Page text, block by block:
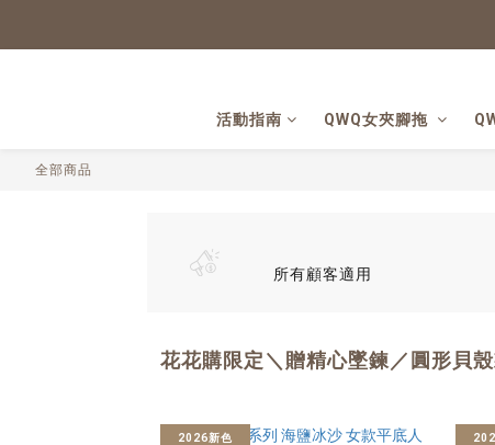
活動指南 QWQ女夾腳拖
全部商品
所有顧客適用
花花購限定＼贈精心墜鍊／圓形貝
2026新色